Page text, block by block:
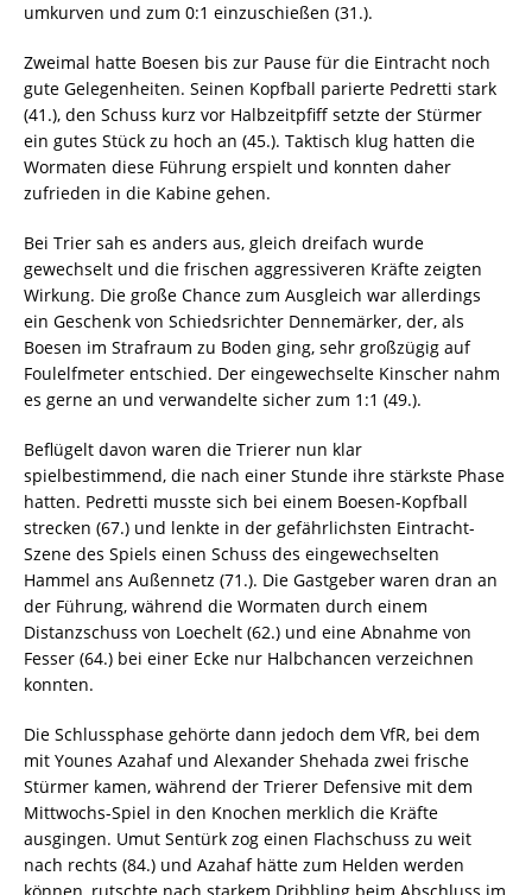
umkurven und zum 0:1 einzuschießen (31.).
Zweimal hatte Boesen bis zur Pause für die Eintracht noch
gute Gelegenheiten. Seinen Kopfball parierte Pedretti stark
(41.), den Schuss kurz vor Halbzeitpfiff setzte der Stürmer
ein gutes Stück zu hoch an (45.). Taktisch klug hatten die
Wormaten diese Führung erspielt und konnten daher
zufrieden in die Kabine gehen.
Bei Trier sah es anders aus, gleich dreifach wurde
gewechselt und die frischen aggressiveren Kräfte zeigten
Wirkung. Die große Chance zum Ausgleich war allerdings
ein Geschenk von Schiedsrichter Dennemärker, der, als
Boesen im Strafraum zu Boden ging, sehr großzügig auf
Foulelfmeter entschied. Der eingewechselte Kinscher nahm
es gerne an und verwandelte sicher zum 1:1 (49.).
Beflügelt davon waren die Trierer nun klar
spielbestimmend, die nach einer Stunde ihre stärkste Phase
hatten. Pedretti musste sich bei einem Boesen-Kopfball
strecken (67.) und lenkte in der gefährlichsten Eintracht-
Szene des Spiels einen Schuss des eingewechselten
Hammel ans Außennetz (71.). Die Gastgeber waren dran an
der Führung, während die Wormaten durch einem
Distanzschuss von Loechelt (62.) und eine Abnahme von
Fesser (64.) bei einer Ecke nur Halbchancen verzeichnen
konnten.
Die Schlussphase gehörte dann jedoch dem VfR, bei dem
mit Younes Azahaf und Alexander Shehada zwei frische
Stürmer kamen, während der Trierer Defensive mit dem
Mittwochs-Spiel in den Knochen merklich die Kräfte
ausgingen. Umut Sentürk zog einen Flachschuss zu weit
nach rechts (84.) und Azahaf hätte zum Helden werden